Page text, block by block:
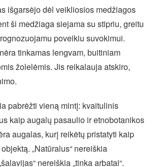
išgarsėjo dėl veikliosios medžiagos
ši medžiaga siejama su stipriu, greitu
poveikiu suvokimui.
tinkamas lengvam, buitiniam
žolelėmis. Jis reikalauja atskiro,
pabrėžti vieną mintį: kvaitulinis
kaip augalų pasaulio ir etnobotanikos
augalas, kurį reikėtų pristatyti kaip
„Natūralus“ nereiškia
nereiškia „tinka arbatai“.